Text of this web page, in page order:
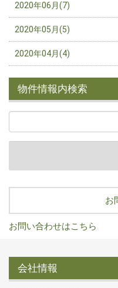
2020年06月(7)
2020年05月(5)
2020年04月(4)
物件情報内検索
お
お問い合わせはこちら
会社情報